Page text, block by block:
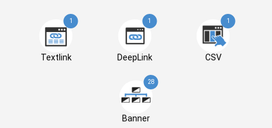
1
Textlink
1
DeepLink
1
CSV
28
Banner